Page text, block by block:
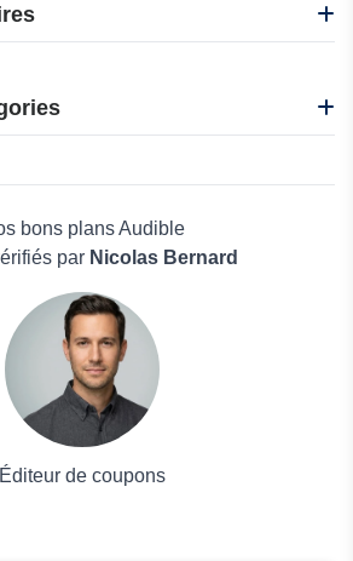
bons plans Audible
par Nicolas Bernard
Éditeur de coupons